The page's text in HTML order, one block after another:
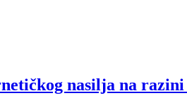
nasilja na